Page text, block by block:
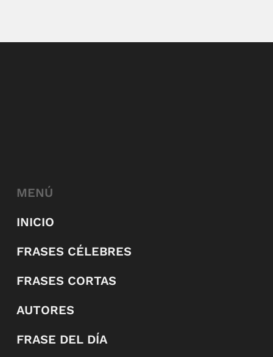
MENÚ
INICIO
FRASES CÉLEBRES
FRASES CORTAS
AUTORES
FRASE DEL DÍA